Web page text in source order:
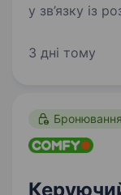
у зв’язку із
м.
3 дні тому
Бронювання